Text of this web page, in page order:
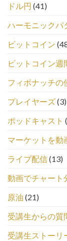
ドル円 (41)
ハーモニックパ
ビットコイン
ビットコイン週
フィボナッチの
プレイヤーズ(3)
ポッドキャスト
マーケットを動
ライブ配信(13)
動画でチャート
原油 (21)
受講生からの質
受講生ストーリ